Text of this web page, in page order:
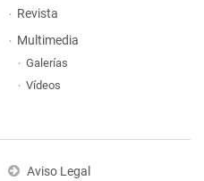
Revista
Multimedia
Galerías
Vídeos
Aviso Legal